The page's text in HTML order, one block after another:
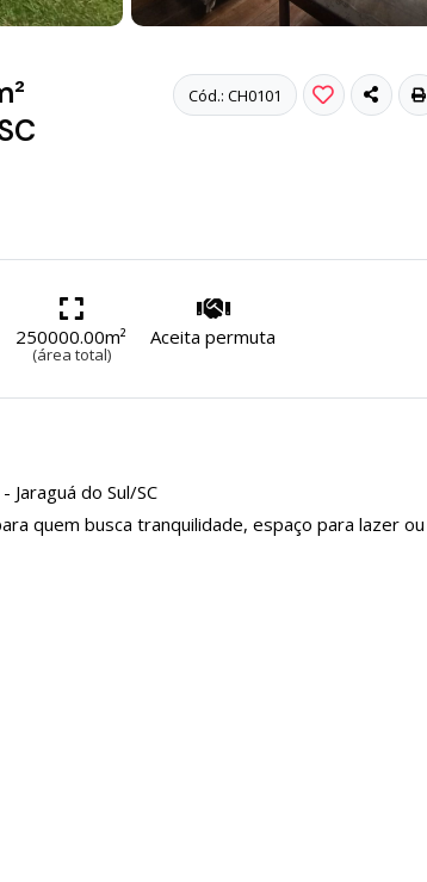
Cód.: CH0101
250000.00m²
(área total)
Aceita permuta
do Sul/SC
quem busca tranquilidade, espaço para lazer ou